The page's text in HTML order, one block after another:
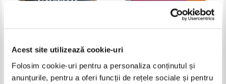
Acest site utilizează cookie-uri
Folosim cookie-uri pentru a personaliza conținutul și
anunțurile, pentru a oferi funcții de rețele sociale și pentru